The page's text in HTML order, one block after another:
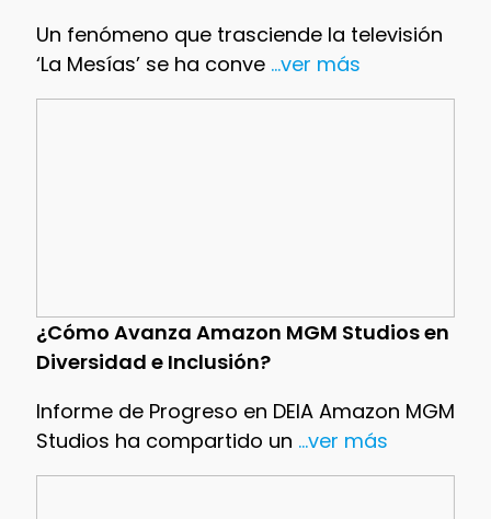
Un fenómeno que trasciende la televisión
‘La Mesías’ se ha conve...ver más
¿Cómo Avanza Amazon MGM Studios en
Diversidad e Inclusión?
Informe de Progreso en DEIA Amazon MGM
Studios ha compartido un ...ver más